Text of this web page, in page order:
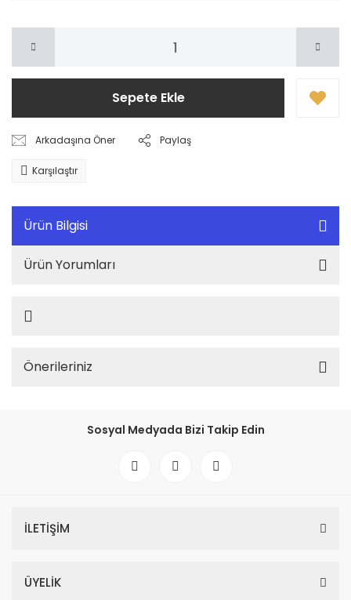
Sepete Ekle
Arkadaşına Öner Paylaş
Karşılaştır
Ürün Bilgisi
Ürün Yorumları
Önerileriniz
Sosyal Medyada Bizi Takip Edin
İLETİŞİM
ÜYELİK